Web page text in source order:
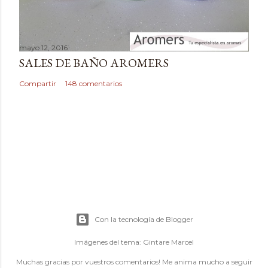
mayo 12, 2016
SALES DE BAÑO AROMERS
Compartir 148 comentarios
Con la tecnología de Blogger
Imágenes del tema: Gintare Marcel
Muchas gracias por vuestros comentarios! Me anima mucho a seguir